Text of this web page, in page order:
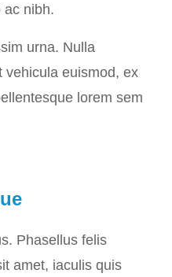
ac nibh.
urna. Nulla
vehicula euismod, ex
lorem sem
Phasellus felis
amet, iaculis quis